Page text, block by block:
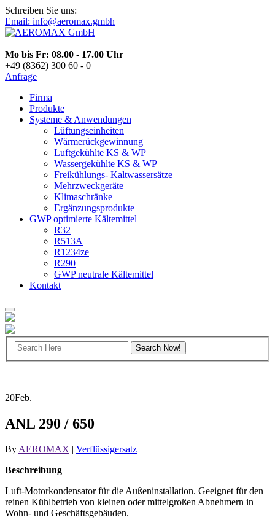
Schreiben Sie uns:
Email: info@aeromax.gmbh
Mo bis Fr: 08.00 - 17.00 Uhr
+49 (8362) 300 60 - 0
Anfrage
Firma
Produkte
Systeme & Anwendungen
Lüftungseinheiten
Wärmerückgewinnung
Luftgekühlte KS & WP
Wassergekühlte KS & WP
Freikühlungs- Kaltwassersätze
Mehrzweckgeräte
Klimaschränke
Ergänzungsprodukte
GWP optimierte Kältemittel
R32
R513A
R1234ze
R290
GWP neutrale Kältemittel
Kontakt
20Feb.
ANL 290 / 650
ByAEROMAX | Verflüssigersatz
Beschreibung
Luft-Motorkondensator für die Außeninstallation. Geeignet für den
reinen Kühlbetrieb von kleinen oder mittelgroßen Abnehmern in
Wohn- und Geschäftsgebäuden.